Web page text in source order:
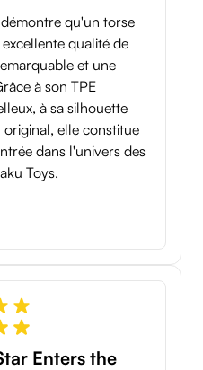
qu'un torse
qualité de
et une
à son TPE
à sa silhouette
elle constitue
dans l'univers des
Toys.
Enters the